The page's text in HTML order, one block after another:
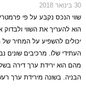
30 בינואר 2018
שווי הנכס נקבע על פי
הוא להעריך את השווי
יכולים להשפיע על המחיר של
העתידי שלו. מרכיבים שונים
מהם הוא ירידת ערך דירה
הבניה. בשונה מירידת ערך